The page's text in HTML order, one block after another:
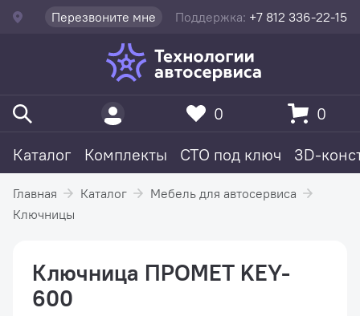
Перезвоните мне Поддержка: +7 812 336-22-15
Каталог Комплекты СТО под ключ 3D-
0 0
Главная Каталог
Мебель для автосервиса
Ключницы
Ключница ПРОМЕТ KEY-
600